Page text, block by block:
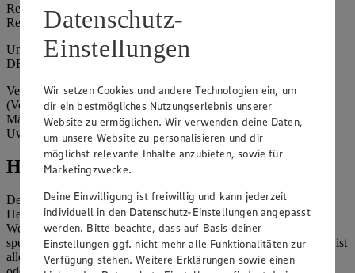
Registergericht: Amtsgericht Freiburg i.B.
Registernummer: HRA 707629
Umsatzsteuer-Identifikationsnummer gem. § 27a UStG:
DE815916131
Vertretungsberechtigte: Rainer Huber (Sprecher)
(Vorstandsmitglied), Klaus Fickert (Vorstandsmitglied), Jürgen
Mäder (Vorstandsmitglied), Patrick Mogck (Vorstandsmitglied),
Uwe Kohler
Hinweise
Der Inhalt dieser Website ist urheberrechtlich geschützt. Der
Herausgeber gewährt Ihnen jedoch das Recht, den auf dieser
Website bereitgestellten Text ganz oder ausschnittsweise zu
speichern und zu vervielfältigen. Aus Gründen des Urheberrechts ist
allerdings die Speicherung und Vervielfältigung von Bildmaterial
Datenschutz-
Einstellungen
Wir setzen Cookies und andere Technologien ein, um
dir ein bestmögliches Nutzungserlebnis unserer
Website zu ermöglichen. Wir verwenden deine Daten,
um unsere Website zu personalisieren und dir
möglichst relevante Inhalte anzubieten, sowie für
Marketingzwecke.
Deine Einwilligung ist freiwillig und kann jederzeit
individuell in den Datenschutz-Einstellungen angepasst
werden. Bitte beachte, dass auf Basis deiner
Einstellungen ggf. nicht mehr alle Funktionalitäten zur
Verfügung stehen. Weitere Erklärungen sowie einen